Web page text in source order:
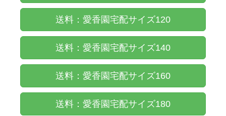
送料：愛香園宅配サイズ120
送料：愛香園宅配サイズ140
送料：愛香園宅配サイズ160
送料：愛香園宅配サイズ180